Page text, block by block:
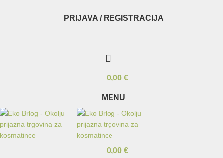
PRIJAVA / REGISTRACIJA
0,00 €
MENU
0,00 €